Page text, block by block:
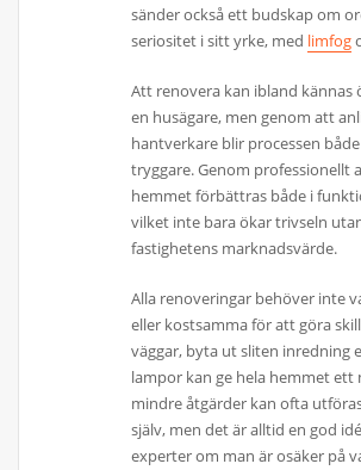
sänder också ett budskap om
seriositet i sitt yrke, med limfog
Att renovera kan ibland kännas
en husägare, men genom att
hantverkare blir processen
tryggare. Genom professionellt
hemmet förbättras både i
vilket inte bara ökar trivseln
fastighetens marknadsvärde.
Alla renoveringar behöver inte
eller kostsamma för att göra
väggar, byta ut sliten inredning
lampor kan ge hela hemmet ett
mindre åtgärder kan ofta
själv, men det är alltid en god
experter om man är osäker på